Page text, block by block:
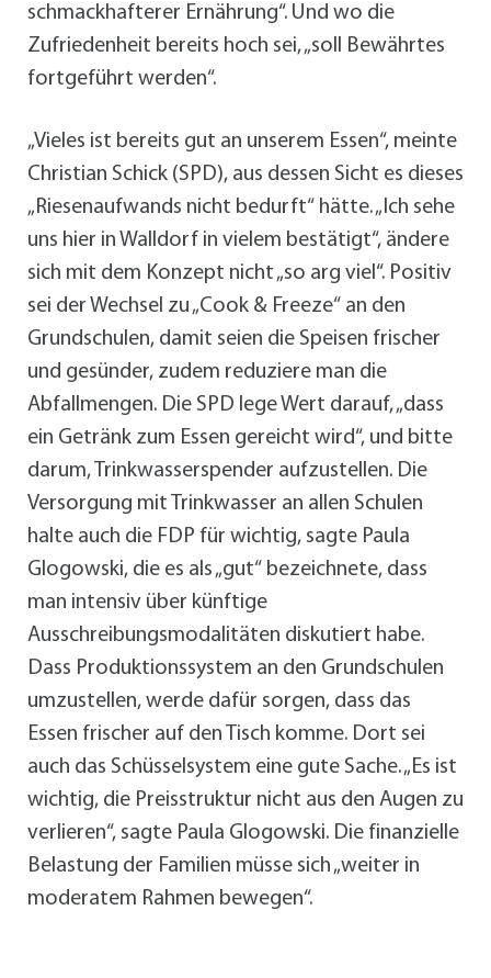
schmackhafterer Ernährung“. Und wo die
Zufriedenheit bereits hoch sei, „soll Bewährtes
fortgeführt werden“.
„Vieles ist bereits gut an unserem Essen“, meinte
Christian Schick (SPD), aus dessen Sicht es dieses
„Riesenaufwands nicht bedurft“ hätte. „Ich sehe
uns hier in Walldorf in vielem bestätigt“, ändere
sich mit dem Konzept nicht „so arg viel“. Positiv
sei der Wechsel zu „Cook & Freeze“ an den
Grundschulen, damit seien die Speisen frischer
und gesünder, zudem reduziere man die
Abfallmengen. Die SPD lege Wert darauf, „dass
ein Getränk zum Essen gereicht wird“, und bitte
darum, Trinkwasserspender aufzustellen. Die
Versorgung mit Trinkwasser an allen Schulen
halte auch die FDP für wichtig, sagte Paula
Glogowski, die es als „gut“ bezeichnete, dass
man intensiv über künftige
Ausschreibungsmodalitäten diskutiert habe.
Dass Produktionssystem an den Grundschulen
umzustellen, werde dafür sorgen, dass das
Essen frischer auf den Tisch komme. Dort sei
auch das Schüsselsystem eine gute Sache. „Es ist
wichtig, die Preisstruktur nicht aus den Augen zu
verlieren“, sagte Paula Glogowski. Die finanzielle
Belastung der Familien müsse sich „weiter in
moderatem Rahmen bewegen“.